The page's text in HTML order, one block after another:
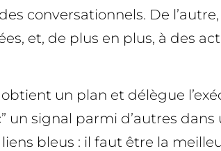
conversationnels. De
et, de plus en plus, à des
un plan et délègue
un signal parmi d’autres dans
bleus : il faut être la